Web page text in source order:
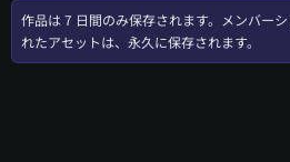
作品は 7 日間のみ保存されます。メンバー
れたアセットは、永久に保存されます。